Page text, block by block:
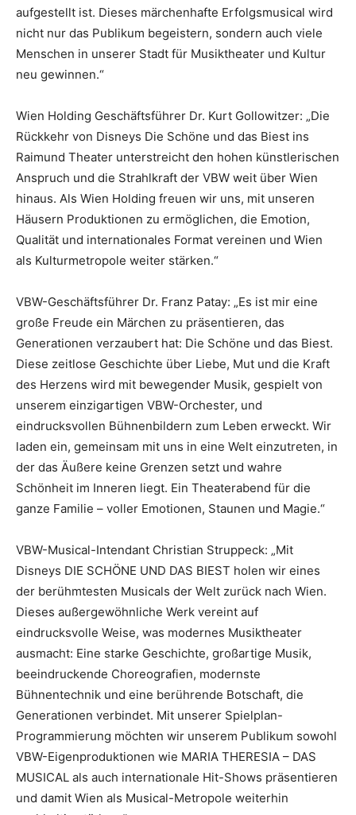
aufgestellt ist. Dieses märchenhafte Erfolgsmusical wird
nicht nur das Publikum begeistern, sondern auch viele
Menschen in unserer Stadt für Musiktheater und Kultur
neu gewinnen.“
Wien Holding Geschäftsführer Dr. Kurt Gollowitzer: „Die
Rückkehr von Disneys Die Schöne und das Biest ins
Raimund Theater unterstreicht den hohen künstlerischen
Anspruch und die Strahlkraft der VBW weit über Wien
hinaus. Als Wien Holding freuen wir uns, mit unseren
Häusern Produktionen zu ermöglichen, die Emotion,
Qualität und internationales Format vereinen und Wien
als Kulturmetropole weiter stärken.“
VBW-Geschäftsführer Dr. Franz Patay: „Es ist mir eine
große Freude ein Märchen zu präsentieren, das
Generationen verzaubert hat: Die Schöne und das Biest.
Diese zeitlose Geschichte über Liebe, Mut und die Kraft
des Herzens wird mit bewegender Musik, gespielt von
unserem einzigartigen VBW-Orchester, und
eindrucksvollen Bühnenbildern zum Leben erweckt. Wir
laden ein, gemeinsam mit uns in eine Welt einzutreten, in
der das Äußere keine Grenzen setzt und wahre
Schönheit im Inneren liegt. Ein Theaterabend für die
ganze Familie – voller Emotionen, Staunen und Magie.“
VBW-Musical-Intendant Christian Struppeck: „Mit
Disneys DIE SCHÖNE UND DAS BIEST holen wir eines
der berühmtesten Musicals der Welt zurück nach Wien.
Dieses außergewöhnliche Werk vereint auf
eindrucksvolle Weise, was modernes Musiktheater
ausmacht: Eine starke Geschichte, großartige Musik,
beeindruckende Choreografien, modernste
Bühnentechnik und eine berührende Botschaft, die
Generationen verbindet. Mit unserer Spielplan-
Programmierung möchten wir unserem Publikum sowohl
VBW-Eigenproduktionen wie MARIA THERESIA – DAS
MUSICAL als auch internationale Hit-Shows präsentieren
und damit Wien als Musical-Metropole weiterhin